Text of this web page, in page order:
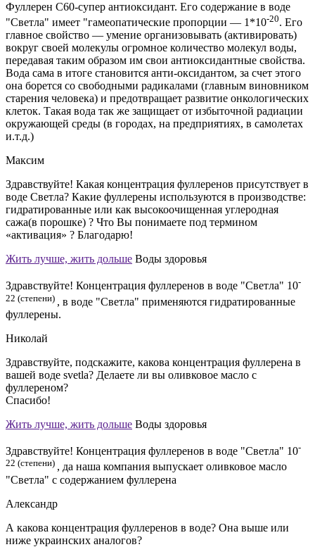
Фуллерен С60-супер антиоксидант. Его содержание в воде
"Светла" имеет "гамеопатические пропорции — 1*10-20. Его
главное свойство — умение организовывать (активировать)
вокруг своей молекулы огромное количество молекул воды,
передавая таким образом им свои антиоксидантные свойства.
Вода сама в итоге становится анти-оксидантом, за счет этого
она борется со свободными радикалами (главным виновником
старения человека) и предотвращает развитие онкологических
клеток. Такая вода так же защищает от избыточной радиации
окружающей среды (в городах, на предприятиях, в самолетах
и.т.д.)
Максим
Здравствуйте! Какая концентрация фуллеренов присутствует в
воде Светла? Какие фуллерены используются в производстве:
гидратированные или как высокоочищенная углеродная
сажа(в порошке) ? Что Вы понимаете под термином
«активация» ? Благодарю!
Жить лучше, жить дольше Воды здоровья
Здравствуйте! Концентрация фуллеренов в воде "Светла" 10-
22 (степени) , в воде "Светла" применяются гидратированные
фуллерены.
Николай
Здравствуйте, подскажите, какова концентрация фуллерена в
вашей воде svetla? Делаете ли вы оливковое масло с
фуллереном?
Спасибо!
Жить лучше, жить дольше Воды здоровья
Здравствуйте! Концентрация фуллеренов в воде "Светла" 10-
22 (степени) , да наша компания выпускает оливковое масло
"Светла" с содержанием фуллерена
Александр
А какова концентрация фуллеренов в воде? Она выше или
ниже украинских аналогов?